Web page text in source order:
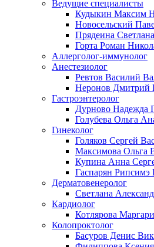
Ведущие специалисты
Кудыкин Максим
Новосельский
Прядеина
Горта Роман
Аллерголог-иммунолог
Анестезиолог
Ревтов Василий
Неронов Дмитрий
Гастроэнтеролог
Дурново Надежда
Голубева Ольга
Гинеколог
Голяков Сергей
Максимова Ольга
Купина Анна
Гаспарян Рипсимэ
Дерматовенеролог
Светлана
Кардиолог
Котлярова
Колопроктолог
Басуров Денис